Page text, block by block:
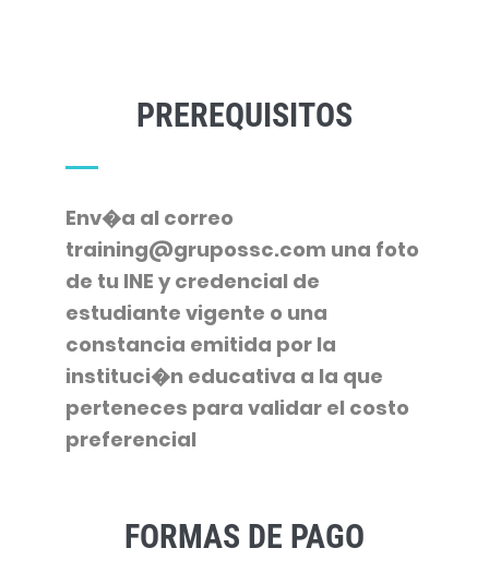
PREREQUISITOS
Env�a al correo
training@grupossc.com una foto
de tu INE y credencial de
estudiante vigente o una
constancia emitida por la
instituci�n educativa a la que
perteneces para validar el costo
preferencial
FORMAS DE PAGO